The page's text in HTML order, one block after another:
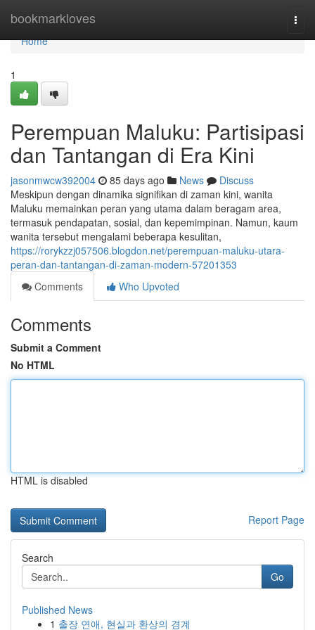
bookmarkloves
Home
Home
1
Perempuan Maluku: Partisipasi
dan Tantangan di Era Kini
jasonmwcw392004 85 days ago News
Discuss
Meskipun dengan dinamika signifikan di zaman kini, wanita
Maluku memainkan peran yang utama dalam beragam area,
termasuk pendapatan, sosial, dan kepemimpinan. Namun, kaum
wanita tersebut mengalami beberapa kesulitan,
https://rorykzzj057506.blogdon.net/perempuan-maluku-utara-
peran-dan-tantangan-di-zaman-modern-57201353
Comments
Who Upvoted
Comments
Submit a Comment
No HTML
HTML is disabled
Report Page
Search
Go
Published News
1 출장 연애, 현실과 환상의 경계